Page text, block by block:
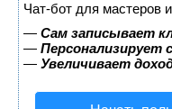
Чат-бот для мастеров
— Сам записывает
— Персонализирует
— Увеличивает